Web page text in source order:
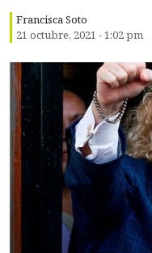
Francisca Soto
21 octubre, 2021 - 1:02 pm